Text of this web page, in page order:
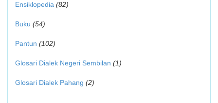
Ensiklopedia (82)
Buku (54)
Pantun (102)
Glosari Dialek Negeri Sembilan (1)
Glosari Dialek Pahang (2)